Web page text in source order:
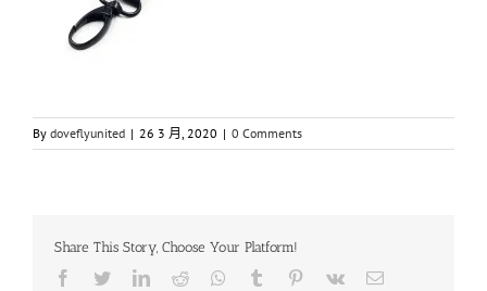
By doveflyunited | 26 3 月, 2020 | 0 Comments
Share This Story, Choose Your Platform!
Facebook
TwitterLinkedIn
Reddit Whatsapp
Tumblr Pinterest
Vk Email